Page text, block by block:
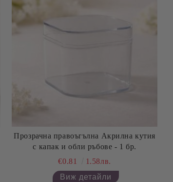
Прозрачна правоъгълна Акрилна кутия
с капак и обли ръбове - 1 бр.
€0.81
1.58лв.
Виж детайли